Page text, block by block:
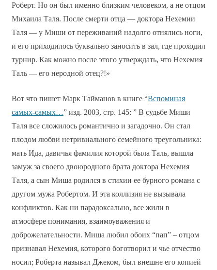
Роберт. Но он был именно близким человеком, а не отцом
Михаила Таля. После смерти отца — доктора Нехемии
Таля — у Миши от переживаний надолго отнялись ноги,
и его приходилось буквально заносить в зал, где проходил
турнир. Как можно после этого утверждать, что Нехемия
Таль — его неродной отец?!»
Вот что пишет Марк Тайманов в книге “Вспоминая
самых-самых…” изд. 2003, стр. 145: ” В судьбе Миши
Таля все сложилось романтично и загадочно. Он стал
плодом любви нетривиального семейного треугольника:
мать Ида, давичья фамилия которой была Таль, вышла
замуж за своего двоюродного брата доктора Нехемия
Таля, а сын Миша родился в стихии ее бурного романа с
другом мужа Робертом. И эта коллизия не вызывала
конфликтов. Как ни парадоксально, все жили в
атмосфере понимания, взаимоуважения и
доброжелательности. Миша любил обоих “пап” – отцом
признавал Нехемия, которого боготворил и чье отчество
носил; Роберта называл Джеком, был внешне его копией